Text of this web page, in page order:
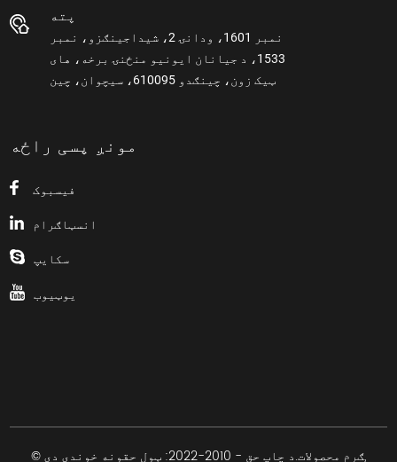
پته
نمبر 1601، ودانۍ 2، شیداجینګزو، نمبر
1533، د جیانان ایونیو منځنۍ برخه، های
ټیک زون، چینګدو 610095، سیچوان، چین
مونږ پسی راځه
فیسبوک
انسټاګرام
سکایپ
یوټیوب
© د چاپ حق - 2010-2022: ټول حقونه خوندي دي.ګرم محصولات,